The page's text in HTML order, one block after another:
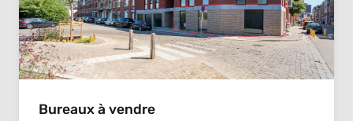
Bureaux à vendre